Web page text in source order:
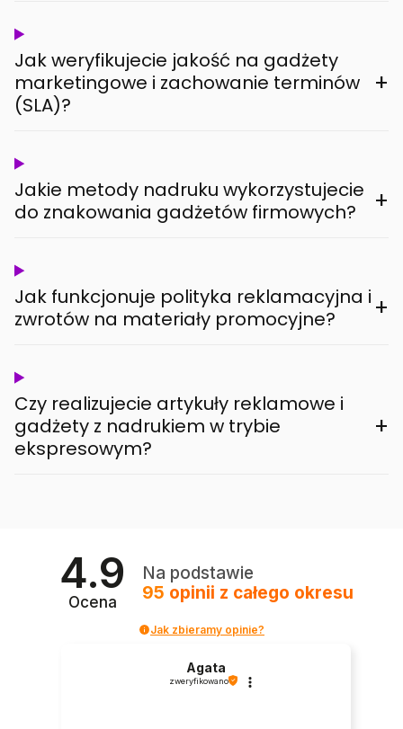
Jak weryfikujecie jakość na gadżety
marketingowe i zachowanie terminów
(SLA)?
+
Jakie metody nadruku wykorzystujecie
do znakowania gadżetów firmowych?
+
Jak funkcjonuje polityka reklamacyjna i
zwrotów na materiały promocyjne?
+
Czy realizujecie artykuły reklamowe i
gadżety z nadrukiem w trybie
ekspresowym?
+
4.9
Ocena
Na podstawie
95 opinii z całego okresu
Jak zbieramy opinie?
Agata
zweryfikowano